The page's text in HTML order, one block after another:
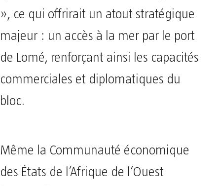
», ce qui offrirait un atout stratégique
majeur : un accès à la mer par le port
de Lomé, renforçant ainsi les capacités
commerciales et diplomatiques du
bloc.
Même la Communauté économique
des États de l’Afrique de l’Ouest